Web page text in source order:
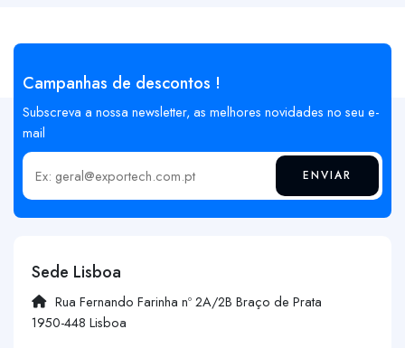
Campanhas de descontos !
Subscreva a nossa newsletter, as melhores novidades no seu e-
mail
Insira o seu email ENVIAR
Sede Lisboa
Rua Fernando Farinha nº 2A/2B Braço de Prata
1950-448 Lisboa